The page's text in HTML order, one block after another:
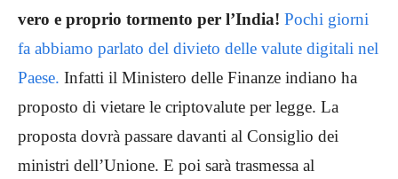
vero e proprio tormento per l’India! Pochi giorni
fa abbiamo parlato del divieto delle valute digitali nel
Paese. Infatti il Ministero delle Finanze indiano ha
proposto di vietare le criptovalute per legge. La
proposta dovrà passare davanti al Consiglio dei
ministri dell’Unione. E poi sarà trasmessa al